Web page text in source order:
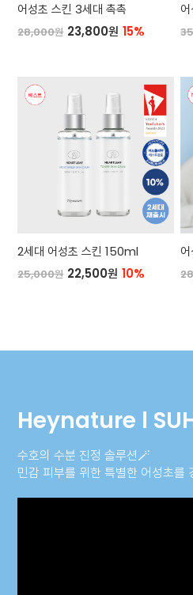
어성초 스킨 3세대 촉촉
28,000원 23,800원 15%
2세대 어성초 스킨 150ml
25,000원 22,500원 10%
Heynature l
수호의 수분 진정 솔루션🪄
민감 피부를 위한 특별한 어성초를